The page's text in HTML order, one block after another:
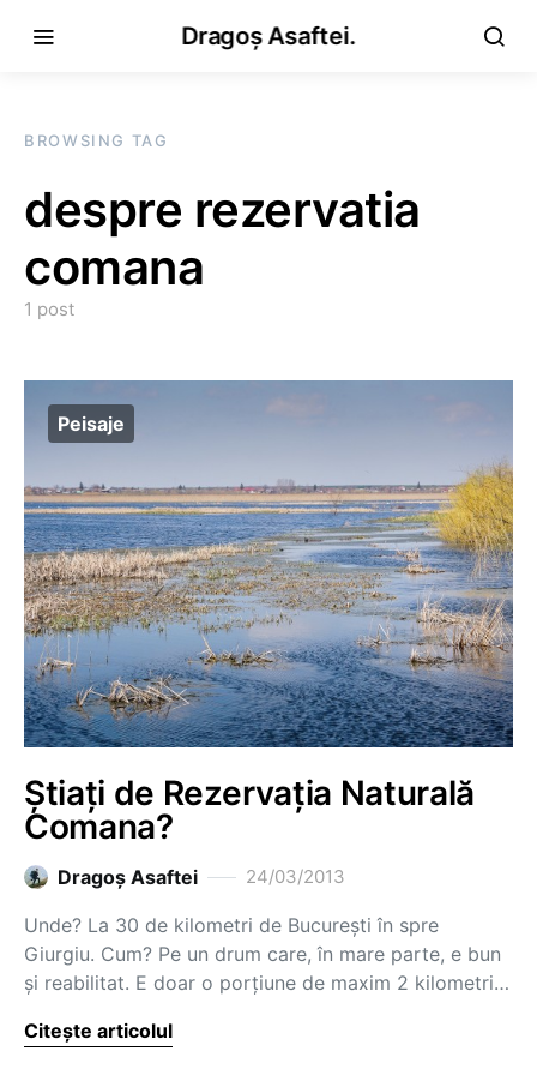
Dragoș Asaftei.
BROWSING TAG
despre rezervatia
comana
1 post
Peisaje
Știați de Rezervația Naturală
Comana?
Dragoş Asaftei 24/03/2013
Unde? La 30 de kilometri de București în spre
Giurgiu. Cum? Pe un drum care, în mare parte, e bun
și reabilitat. E doar o porțiune de maxim 2 kilometri…
Citește articolul